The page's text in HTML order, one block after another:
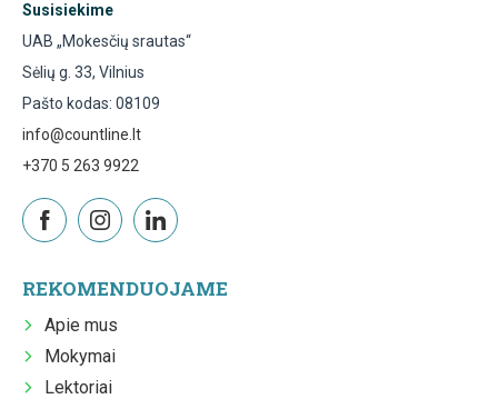
Susisiekime
UAB „Mokesčių srautas“
Sėlių g. 33, Vilnius
Pašto kodas: 08109
info@countline.lt
+370 5 263 9922
REKOMENDUOJAME
Apie mus
Mokymai
Lektoriai